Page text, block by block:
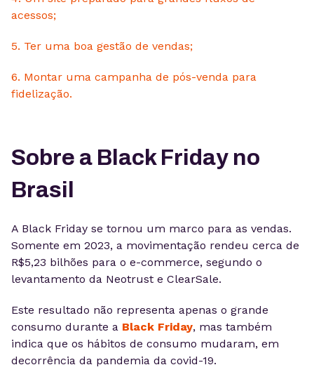
acessos;
5. Ter uma boa gestão de vendas;
6. Montar uma campanha de pós-venda para
fidelização.
Sobre a Black Friday no
Brasil
A Black Friday se tornou um marco para as vendas.
Somente em 2023, a movimentação rendeu cerca de
R$5,23 bilhões para o e-commerce, segundo o
levantamento da Neotrust e ClearSale.
Este resultado não representa apenas o grande
consumo durante a Black Friday, mas também
indica que os hábitos de consumo mudaram, em
decorrência da pandemia da covid-19.